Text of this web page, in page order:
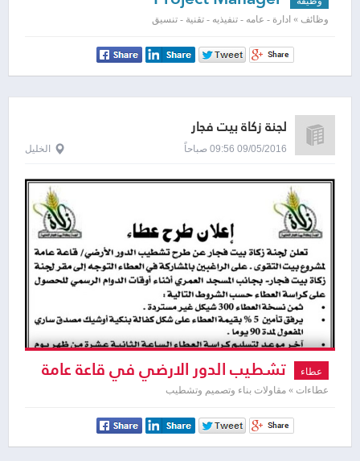
وظائف » ادارة - عامه - تنفيذيه - تقنية - تنسيق
لجنة زكاة بيت فجار
09/05/2016 09:56 صباحاً الخليل
عطاء تشطيب الدور الارضي في قاعة عامة
عطاءات » مقاولات بناء وتصميم وتشطيب